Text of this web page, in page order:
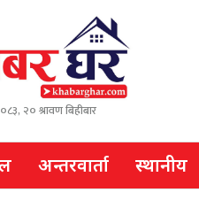
२० श्रावण बिहीबार
अन्तरवार्ता स्थानीय